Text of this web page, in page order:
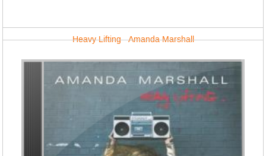
Heavy Lifting - Amanda Marshall